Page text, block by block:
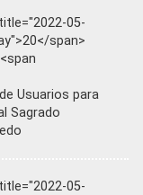
05-
span>
Usuarios para
Sagrado
05-